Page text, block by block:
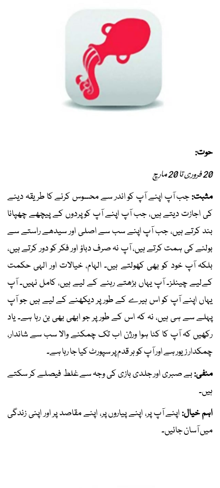
حوت:
20 فروری تا 20 مارچ
مثبت:جب آپ اپنے آپ کو اندر سے محسوس کرنے کا طریقہ دینے
کی اجازت دیتے ہیں، جب آپ اپنے آپ کو پردوں کے پیچھے چھپانا
بند کرتے ہیں، جب آپ اپنے سب سے اصلی اور سیدھے راستے سے
بولنے کی ہمت کرتے ہیں، آپ نہ صرف دباؤ اور فکر کو دور کرتے ہیں،
بلکہ آپ خود کو بھی کھولتے ہیں۔ الہام، خیالات اور الہی حکمت
کےلیے چینلز۔ آپ یہاں بڑھتے رہنے کے لیے ہیں، کامل نہیں۔ آپ
یہاں اپنے آپ کو اس ہیرے کے طور پر دیکھنے کے لیے ہیں جو آپ
پہلے سے ہی ہیں، نہ کہ اس کے طور پر جو ابھی بھی بن رہا ہے۔ یاد
رکھیں کہ آپ کا کٹا ہوا ورژن اب تک چمکنے والا سب سے شاندار،
چمکدار زیور ہے اور آپ کو ہر قدم پر سپورٹ کیا جا رہا ہے۔
منفی:بے صبری اور جلدی بازی کی وجہ سے غلط فیصلے کر سکتے
ہیں۔
اہم خیال:اپنے آپ پر، اپنے پیاروں پر، اپنے مقاصد پر اور اپنی زندگی
میں آسان جائیں۔